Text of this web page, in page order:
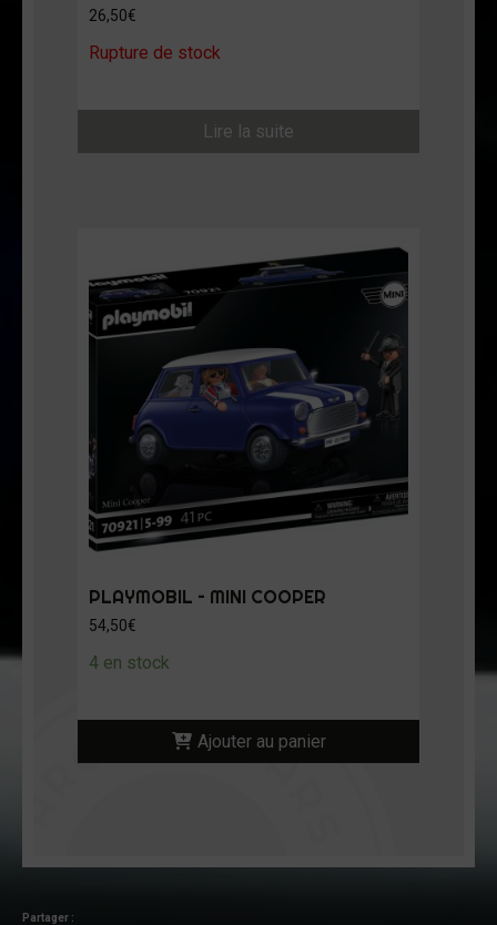
26,50€
Rupture de stock
Lire la suite
PLAYMOBIL – MINI COOPER
54,50€
4 en stock
Ajouter au panier
Partager :